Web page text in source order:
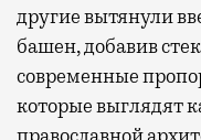
другие вытянули
башен, добавив
современные
которые выглядят